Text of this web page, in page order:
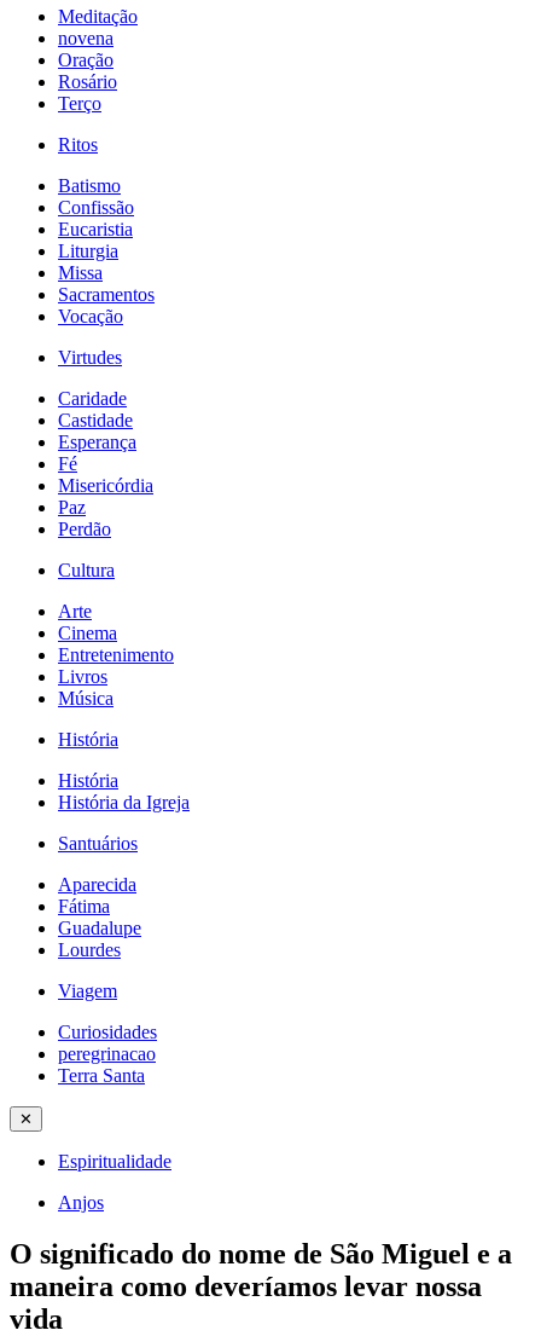
Meditação
novena
Oração
Rosário
Terço
Ritos
Batismo
Confissão
Eucaristia
Liturgia
Missa
Sacramentos
Vocação
Virtudes
Caridade
Castidade
Esperança
Fé
Misericórdia
Paz
Perdão
Cultura
Arte
Cinema
Entretenimento
Livros
Música
História
História
História da Igreja
Santuários
Aparecida
Fátima
Guadalupe
Lourdes
Viagem
Curiosidades
peregrinacao
Terra Santa
✕
Espiritualidade
Anjos
O significado do nome de São Miguel e a
maneira como deveríamos levar nossa
vida